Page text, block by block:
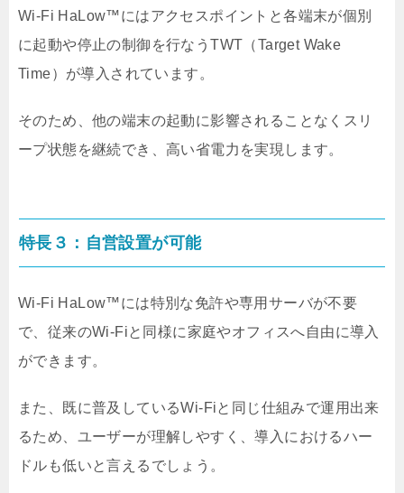
Wi-Fi HaLow™にはアクセスポイントと各端末が個別
に起動や停止の制御を行なうTWT（Target Wake
Time）が導入されています。
そのため、他の端末の起動に影響されることなくスリ
ープ状態を継続でき、高い省電力を実現します。
特長３：自営設置が可能
Wi-Fi HaLow™には特別な免許や専用サーバが不要
で、従来のWi-Fiと同様に家庭やオフィスへ自由に導入
ができます。
また、既に普及しているWi-Fiと同じ仕組みで運用出来
るため、ユーザーが理解しやすく、導入におけるハー
ドルも低いと言えるでしょう。